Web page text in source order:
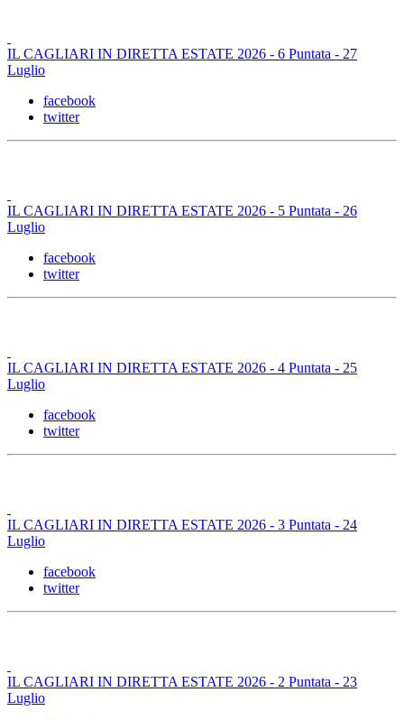
IL CAGLIARI IN DIRETTA ESTATE 2026 - 6 Puntata - 27
Luglio
facebook
twitter
IL CAGLIARI IN DIRETTA ESTATE 2026 - 5 Puntata - 26
Luglio
facebook
twitter
IL CAGLIARI IN DIRETTA ESTATE 2026 - 4 Puntata - 25
Luglio
facebook
twitter
IL CAGLIARI IN DIRETTA ESTATE 2026 - 3 Puntata - 24
Luglio
facebook
twitter
IL CAGLIARI IN DIRETTA ESTATE 2026 - 2 Puntata - 23
Luglio